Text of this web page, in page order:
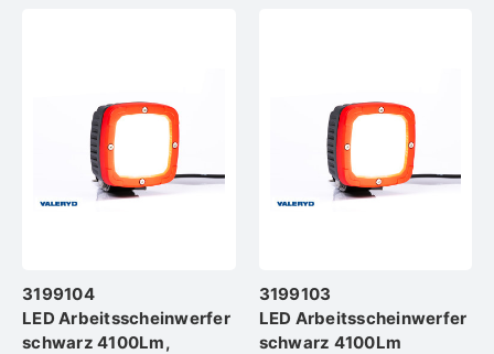
3199104
LED Arbeitsscheinwerfer
schwarz 4100Lm,
3199103
LED Arbeitsscheinwerfer
schwarz 4100Lm